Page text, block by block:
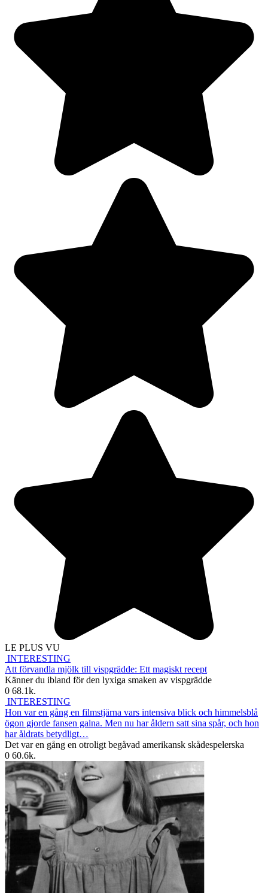
LE PLUS VU
INTERESTING
Att förvandla mjölk till vispgrädde: Ett magiskt recept
Känner du ibland för den lyxiga smaken av vispgrädde
0 68.1k.
INTERESTING
Hon var en gång en filmstjärna vars intensiva blick och himmelsblå
ögon gjorde fansen galna. Men nu har åldern satt sina spår, och hon
har åldrats betydligt…
Det var en gång en otroligt begåvad amerikansk skådespelerska
0 60.6k.